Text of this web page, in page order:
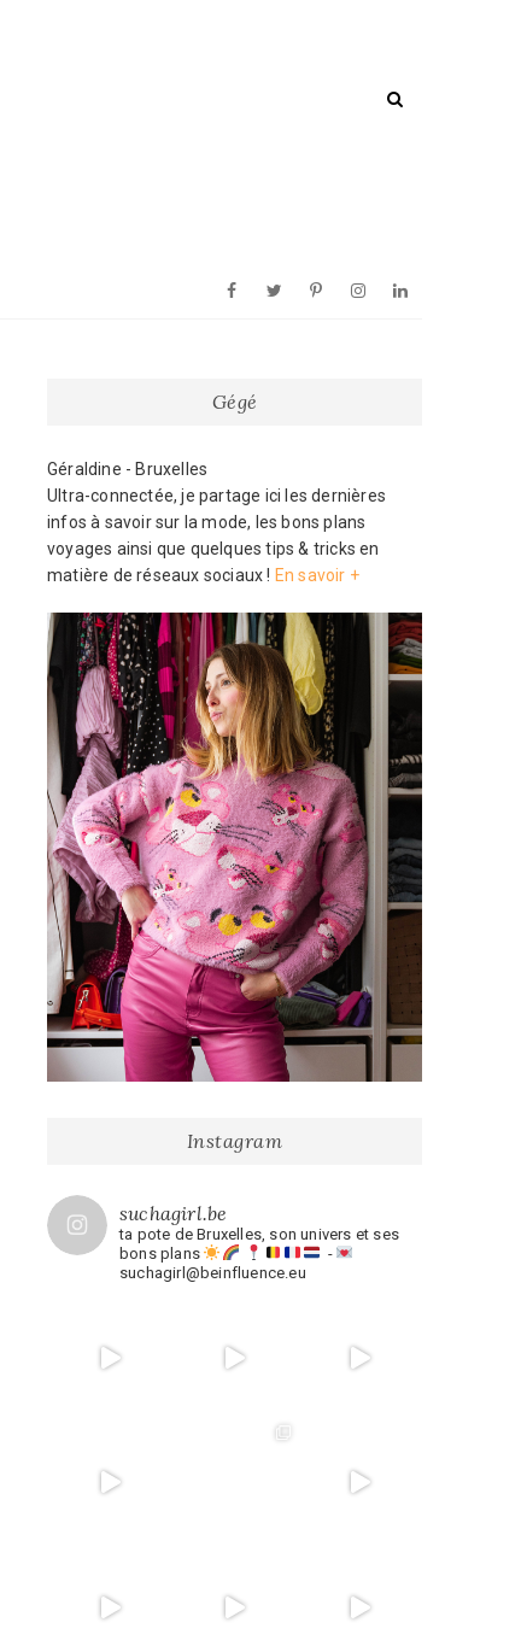
FacebookTwitterPinterestInstagramLinkedin
Gégé
Géraldine - Bruxelles
Ultra-connectée, je partage ici les dernières
infos à savoir sur la mode, les bons plans
voyages ainsi que quelques tips & tricks en
matière de réseaux sociaux ! En savoir +
Instagram
suchagirl.be
ta pote de Bruxelles, son univers et ses
bons plans
-
suchagirl@beinfluence.eu